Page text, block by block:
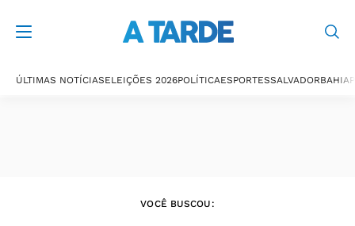
ÚLTIMAS NOTÍCIASELEIÇÕES 2026POLÍTICAESPORTESSALVADORBAHIA
VOCÊ BUSCOU: